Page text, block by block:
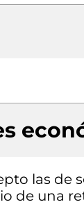
las de
de una